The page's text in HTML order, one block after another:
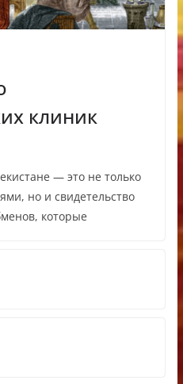
клиник
— это не только
но и свидетельство
которые